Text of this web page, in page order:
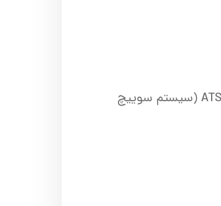
موتوربرق اسپینا سه گانه سوز مجهز به خروجی ATS (سیستم سوییچ